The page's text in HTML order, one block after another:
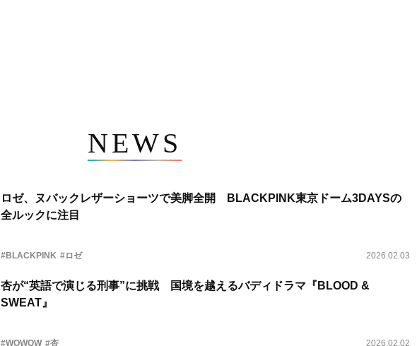
NEWS
ロゼ、ヌバックレザーショーツで美脚全開 BLACKPINK東京ドーム3DAYSの
全ルックに注目
#BLACKPINK #ロゼ 2026.02.03
杏が“英語で演じる刑事”に挑戦 国境を越えるバディドラマ『BLOOD &
SWEAT』
#WOWOW #杏 2026.02.02